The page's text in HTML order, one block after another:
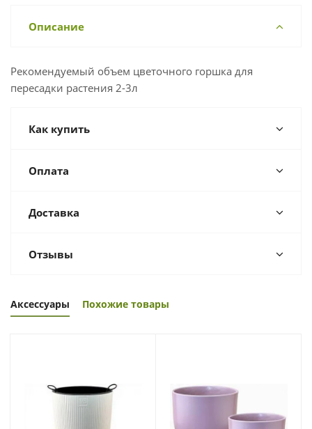
Описание
Рекомендуемый объем цветочного горшка для
пересадки растения 2-3л
Как купить
Оплата
Доставка
Отзывы
Аксессуары Похожие товары